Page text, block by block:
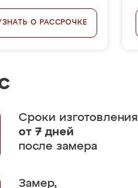
О РАССРОЧКЕ
Сроки изготовления
от 7 дней
после замера
Замер,